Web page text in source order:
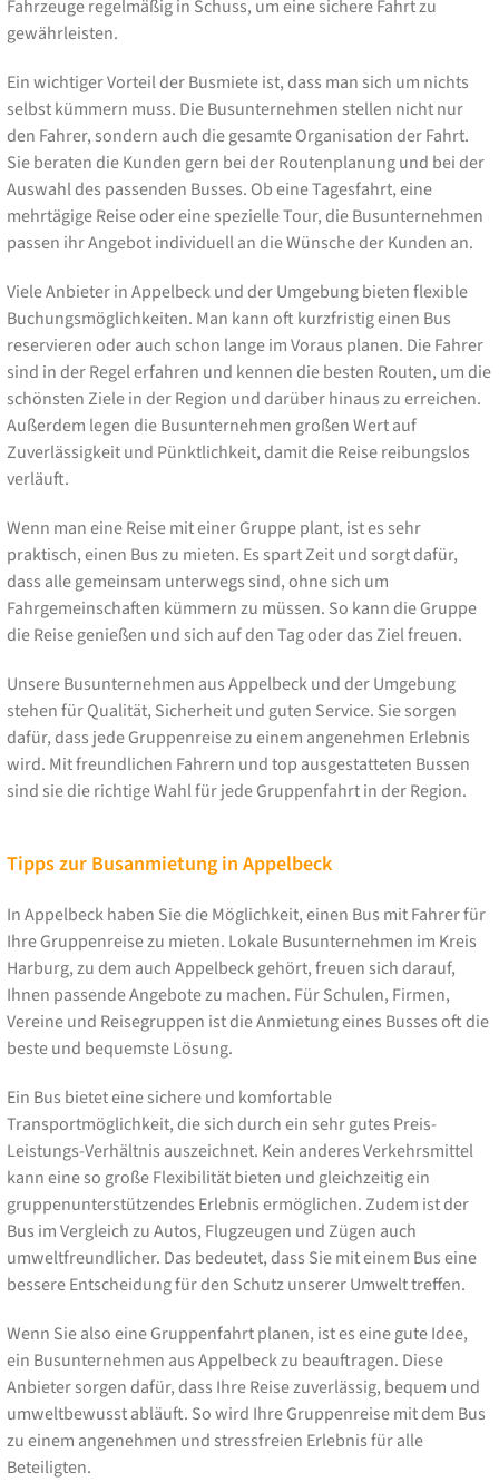
Fahrzeuge regelmäßig in Schuss, um eine sichere Fahrt zu
gewährleisten.
Ein wichtiger Vorteil der Busmiete ist, dass man sich um nichts
selbst kümmern muss. Die Busunternehmen stellen nicht nur
den Fahrer, sondern auch die gesamte Organisation der Fahrt.
Sie beraten die Kunden gern bei der Routenplanung und bei der
Auswahl des passenden Busses. Ob eine Tagesfahrt, eine
mehrtägige Reise oder eine spezielle Tour, die Busunternehmen
passen ihr Angebot individuell an die Wünsche der Kunden an.
Viele Anbieter in Appelbeck und der Umgebung bieten flexible
Buchungsmöglichkeiten. Man kann oft kurzfristig einen Bus
reservieren oder auch schon lange im Voraus planen. Die Fahrer
sind in der Regel erfahren und kennen die besten Routen, um die
schönsten Ziele in der Region und darüber hinaus zu erreichen.
Außerdem legen die Busunternehmen großen Wert auf
Zuverlässigkeit und Pünktlichkeit, damit die Reise reibungslos
verläuft.
Wenn man eine Reise mit einer Gruppe plant, ist es sehr
praktisch, einen Bus zu mieten. Es spart Zeit und sorgt dafür,
dass alle gemeinsam unterwegs sind, ohne sich um
Fahrgemeinschaften kümmern zu müssen. So kann die Gruppe
die Reise genießen und sich auf den Tag oder das Ziel freuen.
Unsere Busunternehmen aus Appelbeck und der Umgebung
stehen für Qualität, Sicherheit und guten Service. Sie sorgen
dafür, dass jede Gruppenreise zu einem angenehmen Erlebnis
wird. Mit freundlichen Fahrern und top ausgestatteten Bussen
sind sie die richtige Wahl für jede Gruppenfahrt in der Region.
Tipps zur Busanmietung in Appelbeck
In Appelbeck haben Sie die Möglichkeit, einen Bus mit Fahrer für
Ihre Gruppenreise zu mieten. Lokale Busunternehmen im Kreis
Harburg, zu dem auch Appelbeck gehört, freuen sich darauf,
Ihnen passende Angebote zu machen. Für Schulen, Firmen,
Vereine und Reisegruppen ist die Anmietung eines Busses oft die
beste und bequemste Lösung.
Ein Bus bietet eine sichere und komfortable
Transportmöglichkeit, die sich durch ein sehr gutes Preis-
Leistungs-Verhältnis auszeichnet. Kein anderes Verkehrsmittel
kann eine so große Flexibilität bieten und gleichzeitig ein
gruppenunterstützendes Erlebnis ermöglichen. Zudem ist der
Bus im Vergleich zu Autos, Flugzeugen und Zügen auch
umweltfreundlicher. Das bedeutet, dass Sie mit einem Bus eine
bessere Entscheidung für den Schutz unserer Umwelt treffen.
Wenn Sie also eine Gruppenfahrt planen, ist es eine gute Idee,
ein Busunternehmen aus Appelbeck zu beauftragen. Diese
Anbieter sorgen dafür, dass Ihre Reise zuverlässig, bequem und
umweltbewusst abläuft. So wird Ihre Gruppenreise mit dem Bus
zu einem angenehmen und stressfreien Erlebnis für alle
Beteiligten.